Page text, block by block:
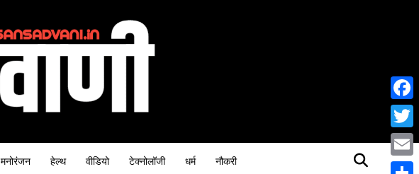
मनोरंजन हेल्थ वीडियो टेक्नोलॉजी धर्म नौकरी Email